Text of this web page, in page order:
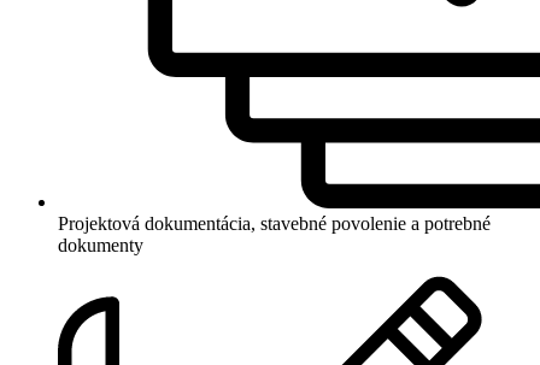
Projektová dokumentácia, stavebné povolenie a potrebné
dokumenty